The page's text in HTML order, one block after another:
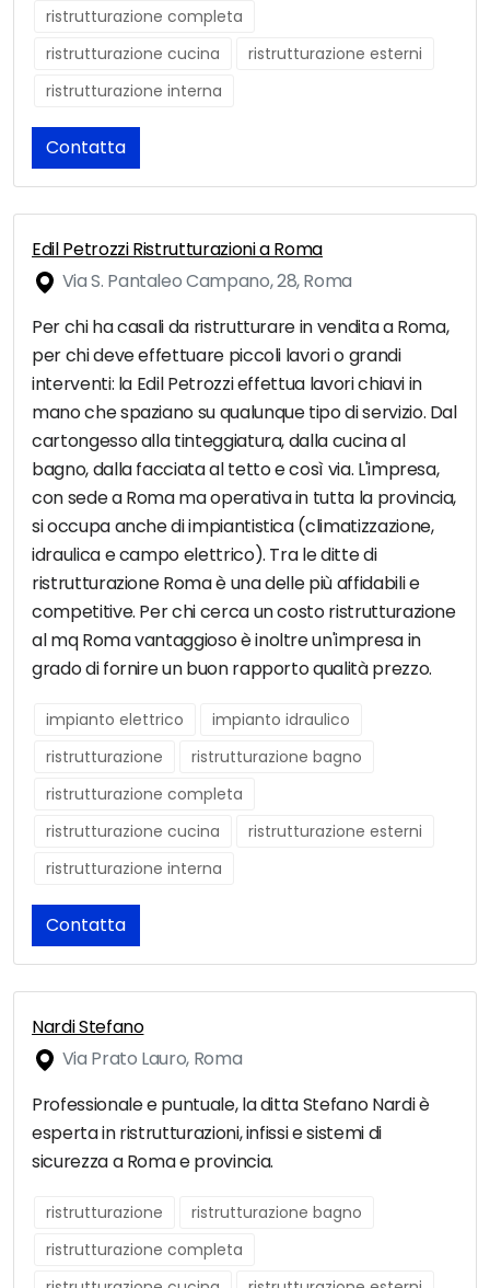
ristrutturazione completa
ristrutturazione cucina
ristrutturazione esterni
ristrutturazione interna
Contatta
Edil Petrozzi Ristrutturazioni a Roma
Via S. Pantaleo Campano, 28, Roma
Per chi ha casali da ristrutturare in vendita a Roma,
per chi deve effettuare piccoli lavori o grandi
interventi: la Edil Petrozzi effettua lavori chiavi in
mano che spaziano su qualunque tipo di servizio. Dal
cartongesso alla tinteggiatura, dalla cucina al
bagno, dalla facciata al tetto e così via. L'impresa,
con sede a Roma ma operativa in tutta la provincia,
si occupa anche di impiantistica (climatizzazione,
idraulica e campo elettrico). Tra le ditte di
ristrutturazione Roma è una delle più affidabili e
competitive. Per chi cerca un costo ristrutturazione
al mq Roma vantaggioso è inoltre un'impresa in
grado di fornire un buon rapporto qualità prezzo.
impianto elettrico
impianto idraulico
ristrutturazione
ristrutturazione bagno
ristrutturazione completa
ristrutturazione cucina
ristrutturazione esterni
ristrutturazione interna
Contatta
Nardi Stefano
Via Prato Lauro, Roma
Professionale e puntuale, la ditta Stefano Nardi è
esperta in ristrutturazioni, infissi e sistemi di
sicurezza a Roma e provincia.
ristrutturazione
ristrutturazione bagno
ristrutturazione completa